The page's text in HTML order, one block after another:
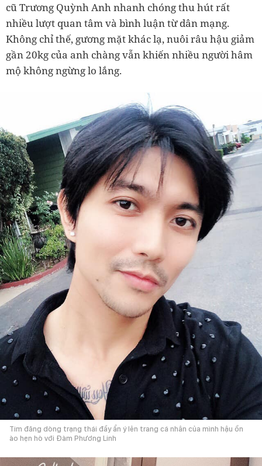
cũ Trương Quỳnh Anh nhanh chóng thu hút rất
nhiều lượt quan tâm và bình luận từ dân mạng.
Không chỉ thế, gương mặt khác lạ, nuôi râu hậu giảm
gần 20kg của anh chàng vẫn khiến nhiều người hâm
mộ không ngừng lo lắng.
Tim đăng dòng trạng thái đầy ẩn ý lên trang cá nhân của mình hậu ồn
ào hẹn hò với Đàm Phương Linh